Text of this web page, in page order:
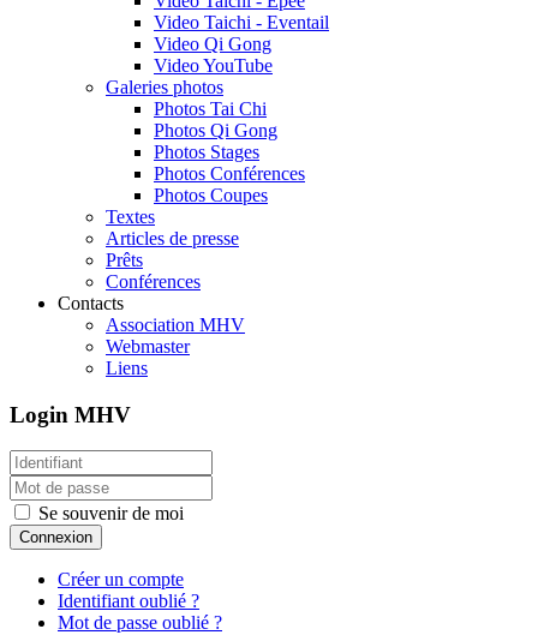
Video Taichi - Eventail
Video Qi Gong
Video YouTube
Galeries photos
Photos Tai Chi
Photos Qi Gong
Photos Stages
Photos Conférences
Photos Coupes
Textes
Articles de presse
Prêts
Conférences
Contacts
Association MHV
Webmaster
Liens
Login MHV
Se souvenir de moi
Connexion
Créer un compte
Identifiant oublié ?
Mot de passe oublié ?